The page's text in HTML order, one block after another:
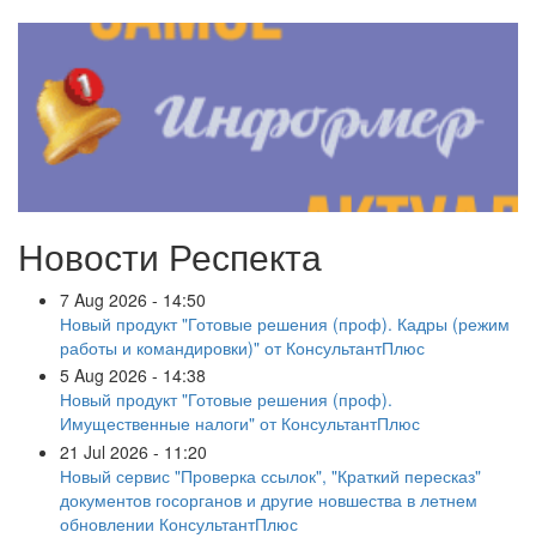
Новости Респекта
7 Aug 2026 - 14:50
Новый продукт "Готовые решения (проф). Кадры (режим
работы и командировки)" от КонсультантПлюс
5 Aug 2026 - 14:38
Новый продукт "Готовые решения (проф).
Имущественные налоги" от КонсультантПлюс
21 Jul 2026 - 11:20
Новый сервис "Проверка ссылок", "Краткий пересказ"
документов госорганов и другие новшества в летнем
обновлении КонсультантПлюс